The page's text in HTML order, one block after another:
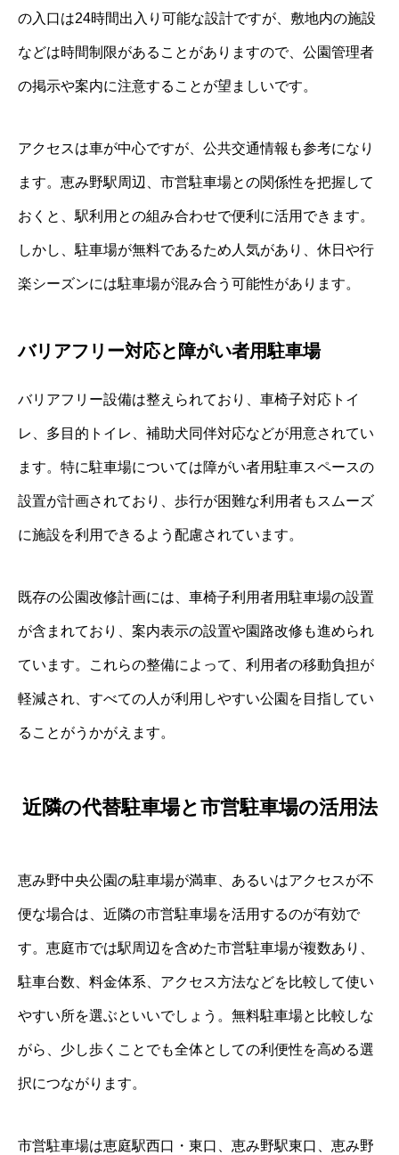
の入口は24時間出入り可能な設計ですが、敷地内の施設
などは時間制限があることがありますので、公園管理者
の掲示や案内に注意することが望ましいです。
アクセスは車が中心ですが、公共交通情報も参考になり
ます。恵み野駅周辺、市営駐車場との関係性を把握して
おくと、駅利用との組み合わせで便利に活用できます。
しかし、駐車場が無料であるため人気があり、休日や行
楽シーズンには駐車場が混み合う可能性があります。
バリアフリー対応と障がい者用駐車場
バリアフリー設備は整えられており、車椅子対応トイ
レ、多目的トイレ、補助犬同伴対応などが用意されてい
ます。特に駐車場については障がい者用駐車スペースの
設置が計画されており、歩行が困難な利用者もスムーズ
に施設を利用できるよう配慮されています。
既存の公園改修計画には、車椅子利用者用駐車場の設置
が含まれており、案内表示の設置や園路改修も進められ
ています。これらの整備によって、利用者の移動負担が
軽減され、すべての人が利用しやすい公園を目指してい
ることがうかがえます。
近隣の代替駐車場と市営駐車場の活用法
恵み野中央公園の駐車場が満車、あるいはアクセスが不
便な場合は、近隣の市営駐車場を活用するのが有効で
す。恵庭市では駅周辺を含めた市営駐車場が複数あり、
駐車台数、料金体系、アクセス方法などを比較して使い
やすい所を選ぶといいでしょう。無料駐車場と比較しな
がら、少し歩くことでも全体としての利便性を高める選
択につながります。
市営駐車場は恵庭駅西口・東口、恵み野駅東口、恵み野